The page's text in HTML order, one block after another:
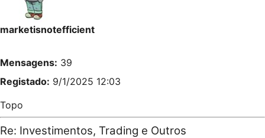
marketisnotefficient
Mensagens: 39
Registado: 9/1/2025 12:03
Topo
Re: Investimentos, Trading e Outros